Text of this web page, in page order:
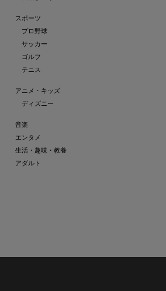
スポーツ
プロ野球
サッカー
ゴルフ
テニス
アニメ・キッズ
ディズニー
音楽
エンタメ
生活・趣味・教養
アダルト